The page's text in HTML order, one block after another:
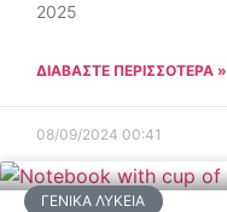
2025
ΔΙΑΒΑΣΤΕ ΠΕΡΙΣΣΟΤΕΡΑ »
08/09/2024 00:41
ΓΕΝΙΚΆ ΛΎΚΕΙΑ